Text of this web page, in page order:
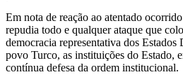
Em nota de reação ao atentado
repudia todo e qualquer ataque que
democracia representativa dos Estados
povo Turco, as instituições do Estado,
contínua defesa da ordem institucional.